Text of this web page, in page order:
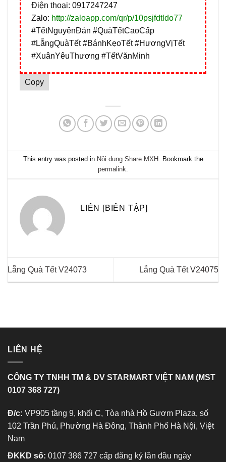
Điện thoại: 0917247247
Zalo: http://zaloapp.com/qr/p/10psjfdtldo77
#TếtNguyênĐán #QuàTếtCaoCấp
#LẵngQuàTết #BánhKẹoTết #HươngVịTết
#XuânYêuThương #TếtVănMinh
Copy
This entry was posted in Nội dung Share MXH . Bookmark the
permalink.
LIÊN [BIÊN TẬP]
Lẵng Quà Tết V24073 Lẵng Quà Tết V24075
LIÊN HỆ
CÔNG TY TNHH TM & DV STARMART VIỆT NAM (MST
0107 368 727)
Đ/c: VP905 tầng 9, khối C, Tòa nhà Hồ Gươm Plaza, số
102 Trần Phú, Phường Hà Đông, Thành Phố Hà Nội, Việt
Nam
ĐKKD số: 0107 386 727 cấp đăng ký lần đầu ngày